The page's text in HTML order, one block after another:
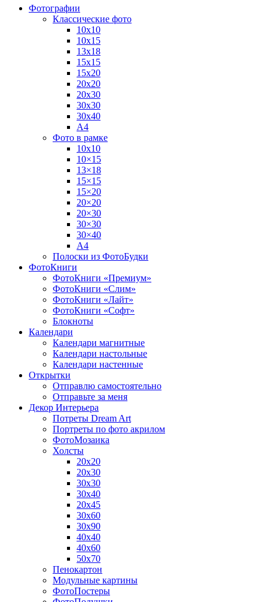
Фотографии
Классические фото
10х10
10х15
13х18
15х15
15х20
20х20
20х30
30х30
30х40
А4
Фото в рамке
10х10
10×15
13×18
15×15
15×20
20×20
20×30
30×30
30×40
A4
Полоски из ФотоБудки
ФотоКниги
ФотоКниги «Премиум»
ФотоКниги «Слим»
ФотоКниги «Лайт»
ФотоКниги «Софт»
Блокноты
Календари
Календари магнитные
Календари настольные
Календари настенные
Открытки
Отправлю самостоятельно
Отправьте за меня
Декор Интерьера
Потреты Dream Art
Портреты по фото акрилом
ФотоМозаика
Холсты
20х20
20х30
30х30
30х40
20х45
30х60
30х90
40х40
40х60
50х70
Пенокартон
Модульные картины
ФотоПостеры